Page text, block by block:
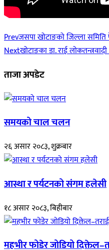
Prevजसपा खोटाङको जिल्ला समिति
Nextखोटाङका डा. राई
ताजा अपडेट
समयको चाल चलन
२६ असार २०८३, शुक्रबार
आस्था र पर्यटनको संगम हलेसी
१८ असार २०८३, बिहीबार
महभीर फोडेर जोडियो